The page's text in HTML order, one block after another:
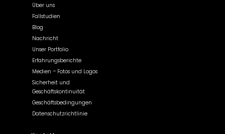
Über uns
Fallstudien
Blog
Nachricht
Unser Portfolio
Erfahrungsberichte
Medien – Fotos und Logos
Sicherheit und
Geschäftskontinuität
Geschäftsbedingungen
Datenschutzrichtlinie